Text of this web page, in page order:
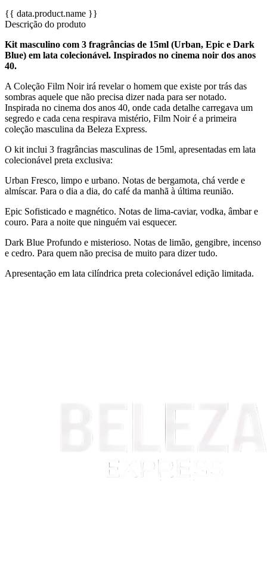
{{ data.product.name }}
Descrição do produto
Kit masculino com 3 fragrâncias de 15ml (Urban, Epic e Dark
Blue) em lata colecionável. Inspirados no cinema noir dos anos
40.
A Coleção Film Noir irá revelar o homem que existe por trás das
sombras aquele que não precisa dizer nada para ser notado.
Inspirada no cinema dos anos 40, onde cada detalhe carregava um
segredo e cada cena respirava mistério, Film Noir é a primeira
coleção masculina da Beleza Express.
O kit inclui 3 fragrâncias masculinas de 15ml, apresentadas em lata
colecionável preta exclusiva:
Urban Fresco, limpo e urbano. Notas de bergamota, chá verde e
almíscar. Para o dia a dia, do café da manhã à última reunião.
Epic Sofisticado e magnético. Notas de lima-caviar, vodka, âmbar e
couro. Para a noite que ninguém vai esquecer.
Dark Blue Profundo e misterioso. Notas de limão, gengibre, incenso
e cedro. Para quem não precisa de muito para dizer tudo.
Apresentação em lata cilíndrica preta colecionável edição limitada.